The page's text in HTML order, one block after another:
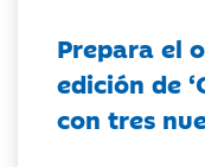
Prepara el
edición de
con tres